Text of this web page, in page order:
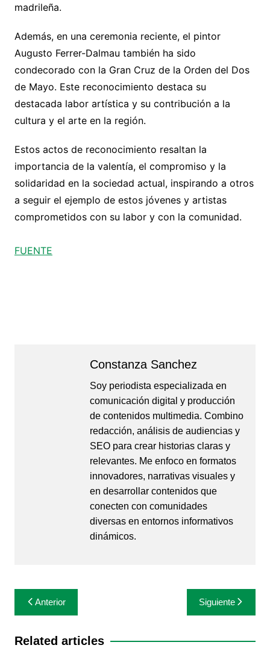
madrileña.
Además, en una ceremonia reciente, el pintor
Augusto Ferrer-Dalmau también ha sido
condecorado con la Gran Cruz de la Orden del Dos
de Mayo. Este reconocimiento destaca su
destacada labor artística y su contribución a la
cultura y el arte en la región.
Estos actos de reconocimiento resaltan la
importancia de la valentía, el compromiso y la
solidaridad en la sociedad actual, inspirando a otros
a seguir el ejemplo de estos jóvenes y artistas
comprometidos con su labor y con la comunidad.
FUENTE
Constanza Sanchez
Soy periodista especializada en
comunicación digital y producción
de contenidos multimedia. Combino
redacción, análisis de audiencias y
SEO para crear historias claras y
relevantes. Me enfoco en formatos
innovadores, narrativas visuales y
en desarrollar contenidos que
conecten con comunidades
diversas en entornos informativos
dinámicos.
Navegación
de
entradas
Anterior Siguiente
Related articles